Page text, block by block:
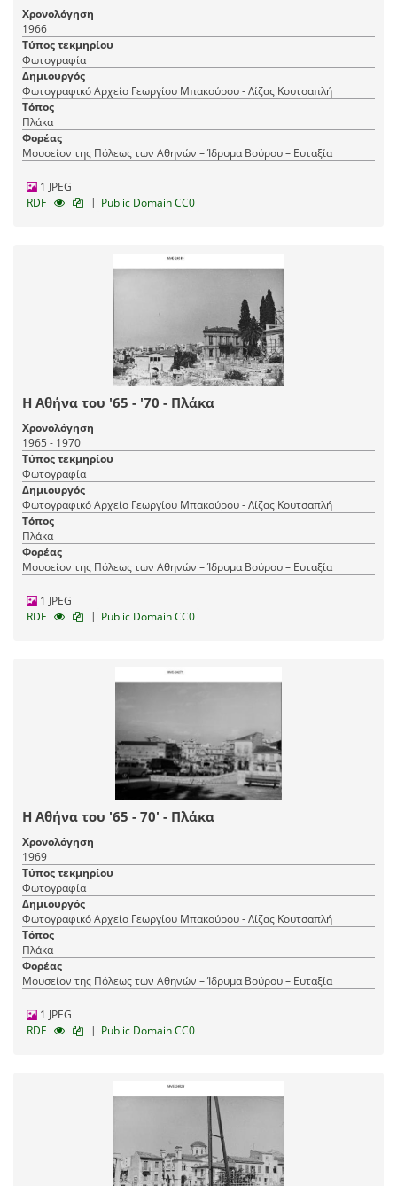
Χρονολόγηση
1966
Τύπος τεκμηρίου
Φωτογραφία
Δημιουργός
Φωτογραφικό Αρχείο Γεωργίου Μπακούρου - Λίζας Κουτσαπλή
Τόπος
Πλάκα
Φορέας
Μουσείον της Πόλεως των Αθηνών – Ίδρυμα Βούρου – Ευταξία
1 JPEG
RDF
| Public Domain CC0
Η Αθήνα του '65 - '70 - Πλάκα
Χρονολόγηση
1965 - 1970
Τύπος τεκμηρίου
Φωτογραφία
Δημιουργός
Φωτογραφικό Αρχείο Γεωργίου Μπακούρου - Λίζας Κουτσαπλή
Τόπος
Πλάκα
Φορέας
Μουσείον της Πόλεως των Αθηνών – Ίδρυμα Βούρου – Ευταξία
1 JPEG
RDF
| Public Domain CC0
Η Αθήνα του '65 - 70' - Πλάκα
Χρονολόγηση
1969
Τύπος τεκμηρίου
Φωτογραφία
Δημιουργός
Φωτογραφικό Αρχείο Γεωργίου Μπακούρου - Λίζας Κουτσαπλή
Τόπος
Πλάκα
Φορέας
Μουσείον της Πόλεως των Αθηνών – Ίδρυμα Βούρου – Ευταξία
1 JPEG
RDF
| Public Domain CC0